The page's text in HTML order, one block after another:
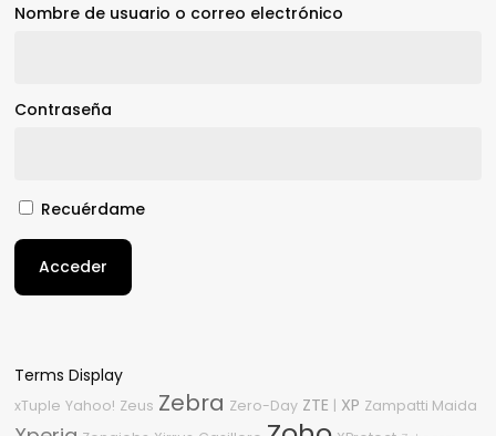
Nombre de usuario o correo electrónico
Contraseña
Recuérdame
Acceder
Terms Display
xTuple Yahoo! Zeus Zebra Zero-Day ZTE | XP Zampatti Maida